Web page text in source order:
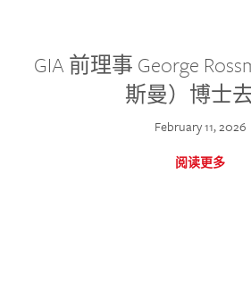
GIA 前理事 George
斯曼）博士
February 11, 2026
阅读更多